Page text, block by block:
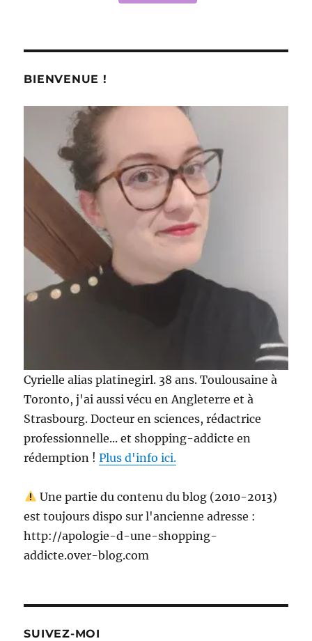
BIENVENUE !
Cyrielle alias platinegirl. 38 ans. Toulousaine à
Toronto, j'ai aussi vécu en Angleterre et à
Strasbourg. Docteur en sciences, rédactrice
professionnelle... et shopping-addicte en
rédemption !Plus d'info ici.
Une partie du contenu du blog (2010-2013)
est toujours dispo sur l'ancienne adresse :
http://apologie-d-une-shopping-
addicte.over-blog.com
SUIVEZ-MOI